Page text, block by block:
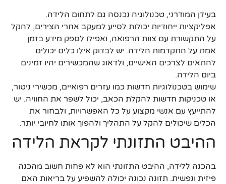
בעידן המודרני, טכנולוגיה נכנסה גם לתחום הלידה.
אפליקציות ייחודיות יכולות לסייע למעקב אחרי הצירים, להקל
על התקשורת עם צוות הרפואה, ואפילו לספק מידע בזמן
אמת על התקדמות הלידה. יש לבדוק אילו כלים יכולים
להתאים לצרכים האישיים, ולדאוג שהמכשירים יהיו זמינים
ביום הלידה.
שימוש בטכנולוגיות חדשות כמו עזרים רפואיים, מכשירי ניטור,
או טכניקות חדשות להקלת הכאב, יכול לשפר את החוויה. יש
להתייעץ עם אנשי מקצוע על כל האפשרויות, ולבחור את
הכלים שיכולים להקל על התהליך ולהפוך אותו לחיובי יותר.
ההיבט התזונתי לקראת הלידה
בהכנה ללידה, ההיבט התזונתי הוא לא פחות חשוב מהכנה
פיזית ונפשית. תזונה נכונה יכולה להשפיע על בריאות האם